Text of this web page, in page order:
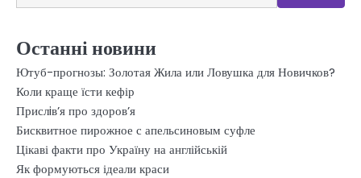
Останні новини
Ютуб-прогнозы: Золотая Жила или Ловушка для Новичков?
Коли краще їсти кефір
Прислiв’я про здоров’я
Бисквитное пирожное с апельсиновым суфле
Цікаві факти про Україну на англійській
Як формуються ідеали краси